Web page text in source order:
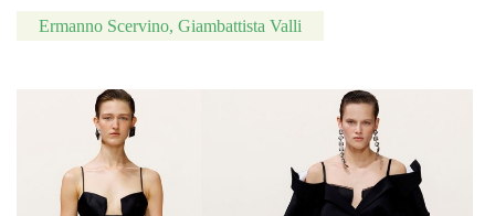
Ermanno Scervino, Giambattista Valli